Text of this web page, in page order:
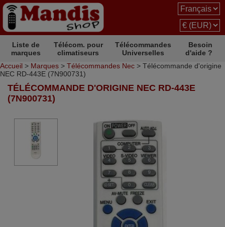
Liste de
marques
Télécom. pour
climatiseurs
Télécommandes
Universelles
Besoin
d'aide ?
Accueil > Marques > Télécommandes Nec > Télécommande d'origine
NEC RD-443E (7N900731)
TÉLÉCOMMANDE D'ORIGINE NEC RD-443E
(7N900731)